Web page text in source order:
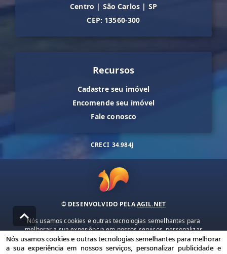
Centro | São Carlos | SP
CEP: 13560-300
Recursos
Cadastre seu imóvel
Encomende seu imóvel
Fale conosco
CRECI 34.984J
© DESENVOLVIDO PELAAGIL.NET
Nós usamos cookies e outras tecnologias semelhantes para
melhorar a sua experiência em nossos serviços, personalizar
publicidade e recomendar conteúdo de seu interesse. Ao utilizar
nossos serviços, você concorda com nossa política de privacidade e
Nós usamos cookies e outras tecnologias semelhantes para melhorar
a sua experiência em nossos serviços, personalizar publicidade e